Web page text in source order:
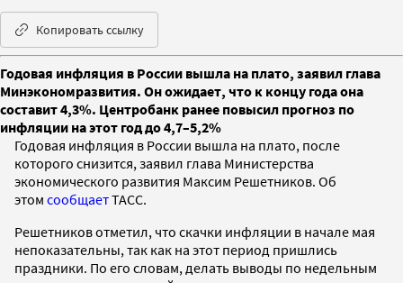
Копировать ссылку
Годовая инфляция в России вышла на плато, заявил глава
Минэкономразвития. Он ожидает, что к концу года она
составит 4,3%. Центробанк ранее повысил прогноз по
инфляции на этот год до 4,7–5,2%
Годовая инфляция в России вышла на плато, после
которого снизится, заявил глава Министерства
экономического развития Максим Решетников. Об
этом сообщаетТАСС.
Решетников отметил, что скачки инфляции в начале мая
непоказательны, так как на этот период пришлись
праздники. По его словам, делать выводы по недельным